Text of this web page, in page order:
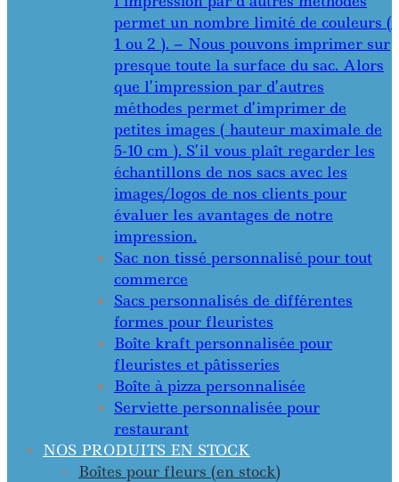
permet un nombre limité de couleurs (
1 ou 2 ). – Nous pouvons imprimer sur
presque toute la surface du sac. Alors
que l’impression par d’autres
méthodes permet d’imprimer de
petites images ( hauteur maximale de
5-10 cm ). S’il vous plaît regarder les
échantillons de nos sacs avec les
images/logos de nos clients pour
évaluer les avantages de notre
impression.
Sac non tissé personnalisé pour tout
commerce
Sacs personnalisés de différentes
formes pour fleuristes
Boîte kraft personnalisée pour
fleuristes et pâtisseries
Boîte à pizza personnalisée
Serviette personnalisée pour
restaurant
NOS PRODUITS EN STOCK
Boîtes pour fleurs (en stock)